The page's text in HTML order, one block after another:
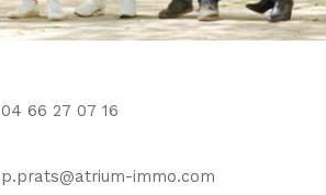
04 66 27 07 16
p.prats@atrium-immo.com